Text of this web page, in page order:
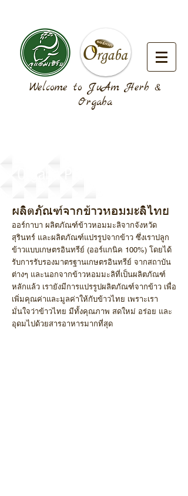
Welcome to JuAm Herb &
Orgaba
ผลิตภัณฑ์จากข้าวหอมมะลิไทย
ออร์กาบา ผลิตภัณฑ์ข้าวหอมมะลิจากจังหวัด
สุรินทร์ และผลิตภัณฑ์แปรรูปจากข้าว ซึ่งเราปลูก
ข้าวแบบเกษตรอินทรีย์ (ออร์แกนิค 100%) โดยได้
รับการรับรองมาตรฐานเกษตรอินทรีย์ จากสถาบัน
ต่างๆ และนอกจากข้าวหอมมะลิที่เป็นผลิตภัณฑ์
หลักแล้ว เรายังมีการแปรรูปผลิตภัณฑ์จากข้าว เพื่อ
เพิ่มคุณค่าและมูลค่าให้กับข้าวไทย เพราะเรา
มั่นใจว่าข้าวไทย มีทั้งคุณภาพ สดใหม่ อร่อย และ
อุดมไปด้วยสารอาหารมากที่สุด